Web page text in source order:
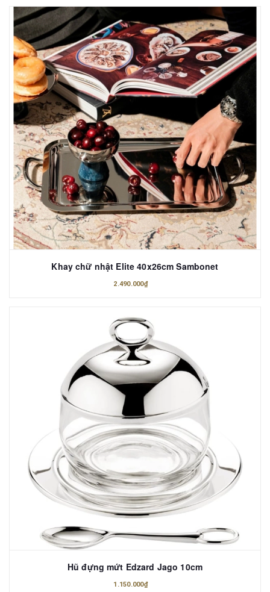
Khay chữ nhật Elite 40x26cm Sambonet
2.490.000₫
Hũ đựng mứt Edzard Jago 10cm
1.150.000₫